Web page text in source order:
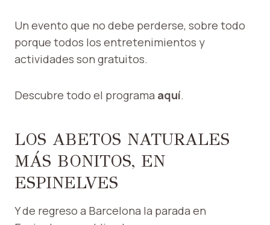
Un evento que no debe perderse, sobre todo
porque todos los entretenimientos y
actividades son gratuitos.
Descubre todo el programa aquí.
LOS ABETOS NATURALES
MÁS BONITOS, EN
ESPINELVES
Y de regreso a Barcelona la parada en